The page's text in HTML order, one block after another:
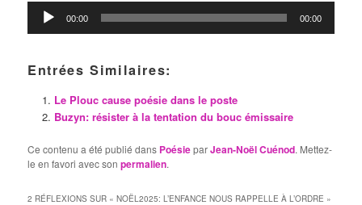
Lecteur
audio
00:00 00:00
Entrées Similaires:
Le Plouc cause poésie dans le poste
Buzyn: résister à la tentation du bouc émissaire
Ce contenu a été publié dans PoésieparJean-Noël Cuénod. Mettez-
le en favori avec sonpermalien.
2 RÉFLEXIONS SUR «NOËL2025: L’ENFANCE NOUS RAPPELLE À L’ORDRE »